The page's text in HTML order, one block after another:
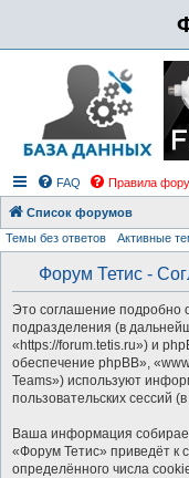
FAQ Правила
Список форумов
Темы без ответов Активные
Форум Тетис -
Это соглашение подробно
подразделения (в
«https://forum.tetis.ru») и
обеспечение phpBB»,
Teams») используют
пользовательских
Ваша информация
«Форум Тетис» приведёт
определённого числа